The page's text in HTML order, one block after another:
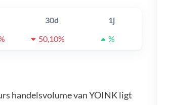
30d
1j
50,10% %
handelsvolume van YOINK ligt